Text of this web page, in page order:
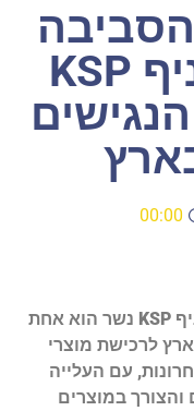
כבר גילו שסניף KSP
00:00
תושבי חיפה והסביבה כבר גילו שסניף KSP נשר הוא אחת
לרכישת מוצרי
עם העלייה
והצורך במוצרים